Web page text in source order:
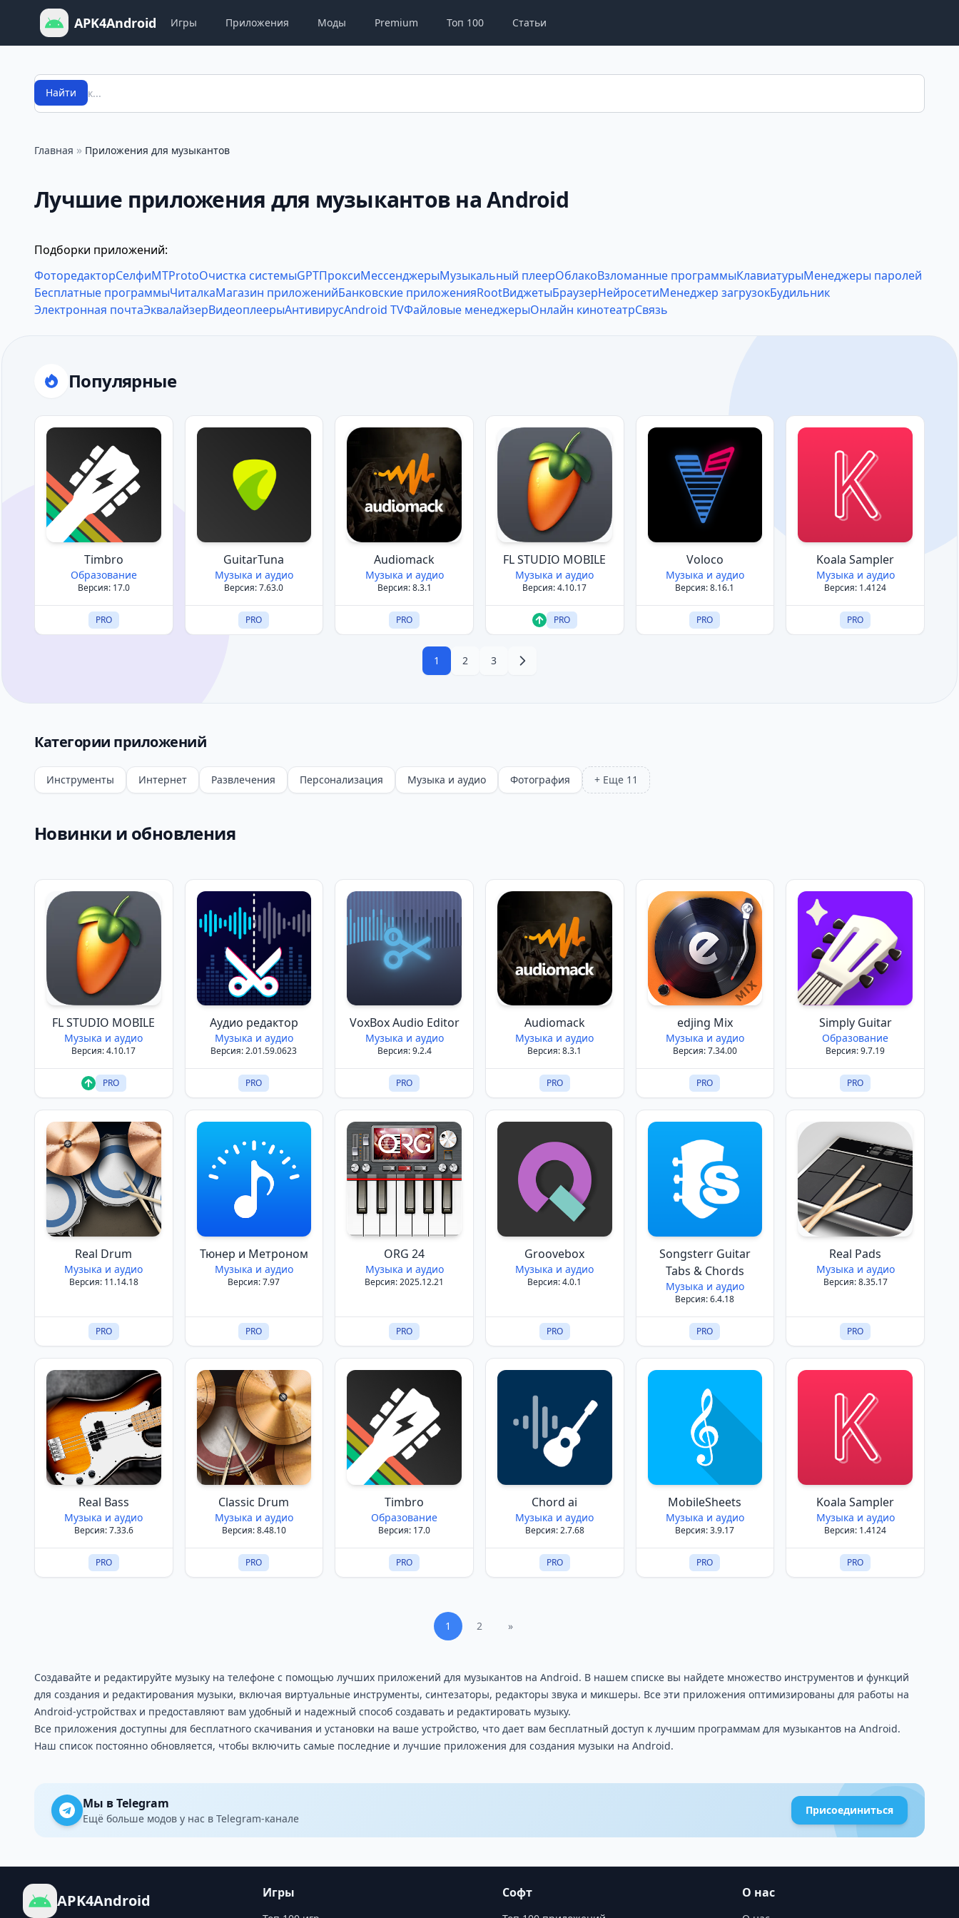
APK4Android Игры Приложения Моды Premium Топ 100 Статьи
Поиск
Найти
Главная » Приложения для музыкантов
Лучшие приложения для музыкантов на Android
Подборки приложений:
ФоторедакторСелфиMTProtoОчистка системыGPTПроксиМессенджерыМузыкальный плеерОблакоВзломанные программыКлавиатурыМенеджеры паролей
Бесплатные программыЧиталкаМагазин приложенийБанковские приложенияRootВиджетыБраузерНейросетиМенеджер загрузокБудильник
Электронная почтаЭквалайзерВидеоплеерыАнтивирусAndroid TVФайловые менеджерыОнлайн кинотеатрСвязь
Популярные
Timbro
Образование
Версия: 17.0
PRO
GuitarTuna
Музыка и аудио
Версия: 7.63.0
PRO
Audiomack
Музыка и аудио
Версия: 8.3.1
PRO
FL STUDIO MOBILE
Музыка и аудио
Версия: 4.10.17
PRO
Voloco
Музыка и аудио
Версия: 8.16.1
PRO
Koala Sampler
Музыка и аудио
Версия: 1.4124
PRO
1 2 3
Категории приложений
Инструменты Интернет Развлечения Персонализация Музыка и аудио Фотография + Еще 11
Новинки и обновления
FL STUDIO MOBILE
Музыка и аудио
Версия: 4.10.17
PRO
Аудио редактор
Музыка и аудио
Версия: 2.01.59.0623
PRO
VoxBox Audio Editor
Музыка и аудио
Версия: 9.2.4
PRO
Audiomack
Музыка и аудио
Версия: 8.3.1
PRO
edjing Mix
Музыка и аудио
Версия: 7.34.00
PRO
Simply Guitar
Образование
Версия: 9.7.19
PRO
Real Drum
Музыка и аудио
Версия: 11.14.18
PRO
Тюнер и Метроном
Музыка и аудио
Версия: 7.97
PRO
ORG 24
Музыка и аудио
Версия: 2025.12.21
PRO
Groovebox
Музыка и аудио
Версия: 4.0.1
PRO
Songsterr Guitar
Tabs & Chords
Музыка и аудио
Версия: 6.4.18
PRO
Real Pads
Музыка и аудио
Версия: 8.35.17
PRO
Real Bass
Музыка и аудио
Версия: 7.33.6
PRO
Classic Drum
Музыка и аудио
Версия: 8.48.10
PRO
Timbro
Образование
Версия: 17.0
PRO
Chord ai
Музыка и аудио
Версия: 2.7.68
PRO
MobileSheets
Музыка и аудио
Версия: 3.9.17
PRO
Koala Sampler
Музыка и аудио
Версия: 1.4124
PRO
1 2 »
Создавайте и редактируйте музыку на телефоне с помощью лучших приложений для музыкантов на Android. В нашем списке вы найдете множество инструментов и функций
для создания и редактирования музыки, включая виртуальные инструменты, синтезаторы, редакторы звука и микшеры. Все эти приложения оптимизированы для работы на
Android-устройствах и предоставляют вам удобный и надежный способ создавать и редактировать музыку.
Все приложения доступны для бесплатного скачивания и установки на ваше устройство, что дает вам бесплатный доступ к лучшим программам для музыкантов на Android.
Наш список постоянно обновляется, чтобы включить самые последние и лучшие приложения для создания музыки на Android.
Мы в Telegram
Ещё больше модов у нас в Telegram-канале
Присоединиться
APK4Android Игры Софт О нас